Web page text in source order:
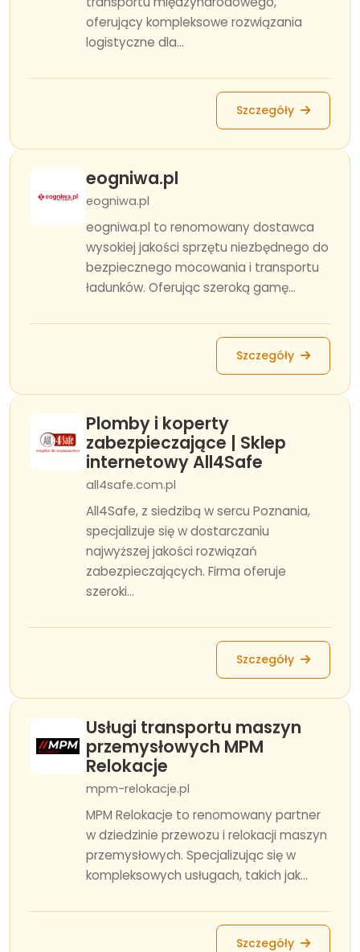
oferujący kompleksowe rozwiązania
logistyczne dla...
Szczegóły
eogniwa.pl
eogniwa.pl
eogniwa.pl to renomowany dostawca
wysokiej jakości sprzętu niezbędnego do
bezpiecznego mocowania i transportu
ładunków. Oferując szeroką gamę...
Szczegóły
Plomby i koperty
zabezpieczające | Sklep
internetowy All4Safe
all4safe.com.pl
All4Safe, z siedzibą w sercu Poznania,
specjalizuje się w dostarczaniu
najwyższej jakości rozwiązań
zabezpieczających. Firma oferuje
szeroki...
Szczegóły
Usługi transportu maszyn
przemysłowych MPM
Relokacje
mpm-relokacje.pl
MPM Relokacje to renomowany partner
w dziedzinie przewozu i relokacji maszyn
przemysłowych. Specjalizując się w
kompleksowych usługach, takich jak...
Szczegóły